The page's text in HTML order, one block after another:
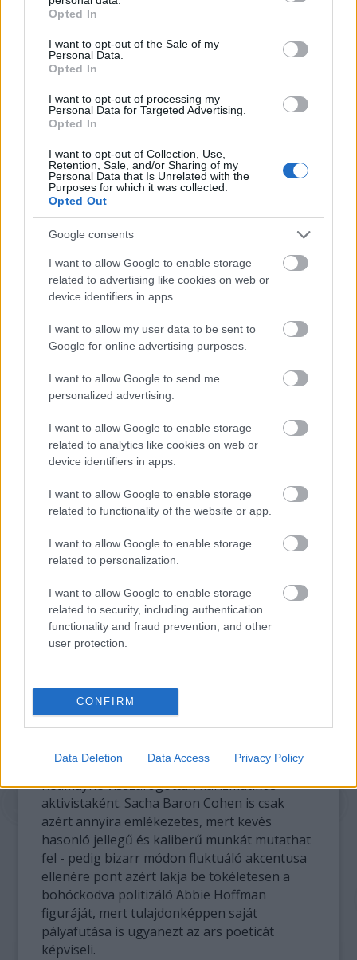
grant or deny consent to Google and its third-party tags to
use your data for below specified purposes in below Google
consent section.
Opted In
I want to opt-out of the Sale of my
Personal Data.
Opted In
I want to opt-out of processing my
Personal Data for Targeted Advertising.
Opted In
I want to opt-out of Collection, Use,
Retention, Sale, and/or Sharing of my
Personal Data that Is Unrelated with the
Purposes for which it was collected.
Opted Out
Google consents
I want to allow Google to enable storage
related to advertising like cookies on web or
device identifiers in apps.
I want to allow my user data to be sent to
Google for online advertising purposes.
I want to allow Google to send me
personalized advertising.
I want to allow Google to enable storage
related to analytics like cookies on web or
device identifiers in apps.
I want to allow Google to enable storage
related to functionality of the website or app.
I want to allow Google to enable storage
related to personalization.
I want to allow Google to enable storage
related to security, including authentication
functionality and fraud prevention, and other
user protection.
CONFIRM
Data Deletion Data Access Privacy Policy
tudjuk magunkat kivonni a csúcspontok
hatása alól, csúcspontból pedig akad annyi,
mint az író-rendező legnagyobb műveiben.
Hiszen nála jobban senki nem tudja
kidolgozni, amikor két egymásra orroló
figura végre egymásra talál, ahogyan az
elnyomottak legalább verbálisan győzelmet
aratnak az igazságtalanság felett, amikor a
vita kakofóniájából hirtelen letaglózó
vallomások hallatszanak ki. Egyetemesen
katartikus élmények ezek, mostanság pedig
különösképpen is húsba vágóak, amint
Amerika hasonló társadalmi feszültségekkel
szembesül, és itt, Európában is akad ország,
ahol tüntetők néznek farkasszemet
rohamrendőrökkel. Sorkin pedig egészen új
demokrácia őshazájának tartott Egyesült
Államok ebben a korban a Szovjetunióval
vetekedve manipulálta és hallgatta el saját
állampolgárait.
A chicagói 7-ek tárgyalásatehát azzal is
szembemegy a tárgyalótermi krimik
alapvetéseivel, hogy ez az alapélmény, és
megfelelően fontossága és alakítása okán
sem lehet egyetlen főszereplőt kiemelni a
gárdából: Frank Langella éppoly hiteles a
némileg szenilis bíró alakjában, mint Mark
Rylance tehetetlen ügyvédként vagy Eddie
Redmayne visszafogottan karizmatikus
aktivistaként. Sacha Baron Cohen is csak
azért annyira emlékezetes, mert kevés
hasonló jellegű és kaliberű munkát mutathat
fel - pedig bizarr módon fluktuáló akcentusa
ellenére pont azért lakja be tökéletesen a
bohóckodva politizáló Abbie Hoffman
figuráját, mert tulajdonképpen saját
pályafutása is ugyanezt az ars poeticát
képviseli.